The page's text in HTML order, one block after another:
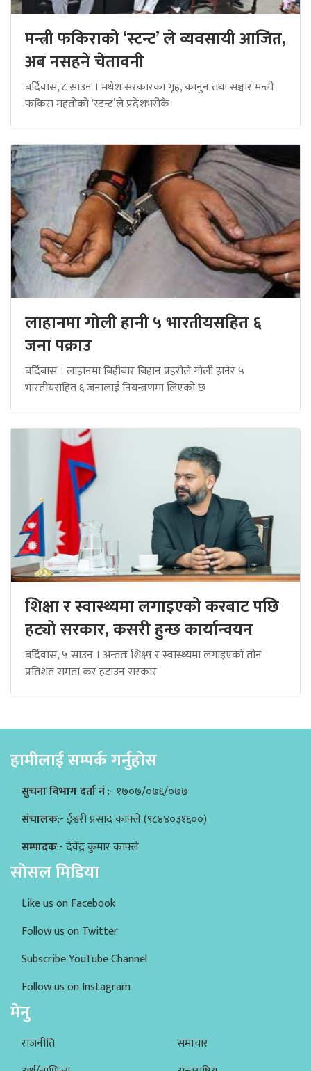
मन्त्री फकिराको ‘स्टन्ट’ ले व्यवसायी आजित,
अब नसहने चेतावनी
बर्दिवास, ८ साउन । मधेश सरकारका गृह, कानुन तथा सञ्चार मन्त्री
फकिरा महतोको ‘स्टन्ट’ले प्रदेशभरीकै
लाहानमा गोली हानी ५ भारतीयसहित ६
जना पक्राउ
बर्दिबास । लाहानमा बिहीबार बिहान प्रहरीले गोली हानेर ५
भारतीयसहित ६ जनालाई नियन्त्रणमा लिएको छ
शिक्षा र स्वास्थ्यमा लगाइएको करबाट पछि
हट्यो सरकार, कसरी हुन्छ कार्यान्वयन
बर्दिवास, ५ साउन । अन्ततः शिक्ष्ष र स्वास्थ्यमा लगाइएको तीन
प्रतिशत समता कर हटाउन सरकार
हामीलाई सम्पर्क गर्नुहोस
सुचना बिभाग दर्ता नं:- १७०७/०७६/०७७
संचालक:- ईश्वरी प्रसाद काफ्ले (९८४४०३१६००)
सम्पादक:- देवेंद्र कुमार काफ्ले
सोसल मिडिया
Like us on Facebook
Follow us on Twitter
Subscribe YouTube Channel
Follow us on Instagram
मेनु
राजनीति
समाचार